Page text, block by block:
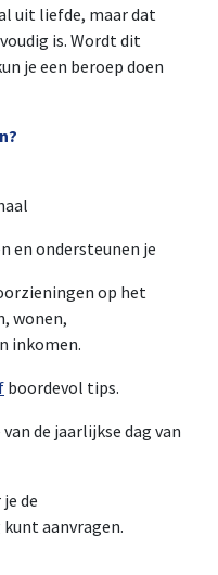
uit liefde, maar dat
is. Wordt dit
je een beroep doen
en ondersteunen je
op het
wonen,
inkomen.
boordevol tips.
de jaarlijkse dag van
de
aanvragen.